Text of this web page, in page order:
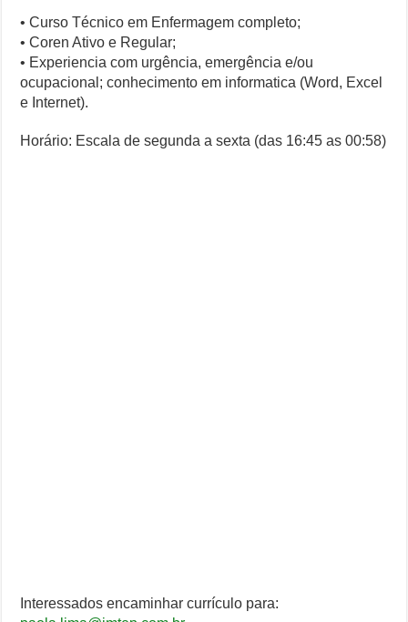
• Curso Técnico em Enfermagem completo;
• Coren Ativo e Regular;
• Experiencia com urgência, emergência e/ou
ocupacional; conhecimento em informatica (Word, Excel
e Internet).
Horário: Escala de segunda a sexta (das 16:45 as 00:58)
Interessados encaminhar currículo para: